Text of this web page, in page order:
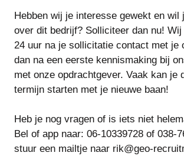
Hebben wij je interesse gewekt en wil
over dit bedrijf? Solliciteer dan nu! Wij
24 uur na je sollicitatie contact met je
dan na een eerste kennismaking bij
met onze opdrachtgever. Vaak kan je
termijn starten met je nieuwe baan!
Heb je nog vragen of is iets niet
Bel of app naar: 06-10339728 of 038-
stuur een mailtje naar rik@geo-